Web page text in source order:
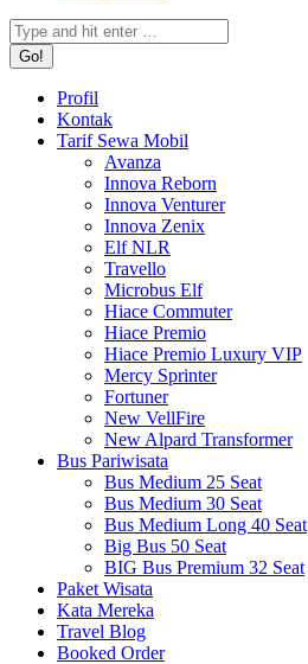
Search:
Profil
Kontak
Tarif Sewa Mobil
Avanza
Innova Reborn
Innova Venturer
Innova Zenix
Elf NLR
Travello
Microbus Elf
Hiace Commuter
Hiace Premio
Hiace Premio Luxury VIP
Mercy Sprinter
Fortuner
New VellFire
New Alpard Transformer
Bus Pariwisata
Bus Medium 25 Seat
Bus Medium 30 Seat
Bus Medium Long 40 Seat
Big Bus 50 Seat
BIG Bus Premium 32 Seat
Paket Wisata
Kata Mereka
Travel Blog
Booked Order